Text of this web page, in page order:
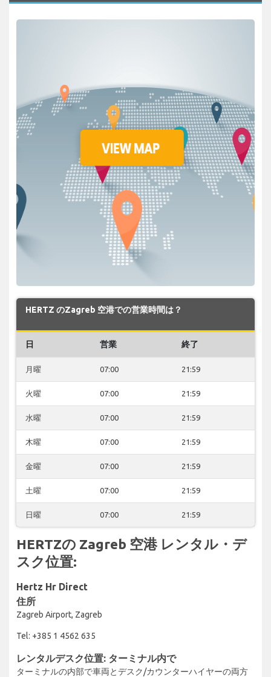
HERTZ のZagreb 空港での営業時間は？
日 営業 終了
月曜 07:00 21:59
火曜 07:00 21:59
水曜 07:00 21:59
木曜 07:00 21:59
金曜 07:00 21:59
土曜 07:00 21:59
日曜 07:00 21:59
HERTZの Zagreb 空港 レンタル・デ
スク位置:
Hertz Hr Direct
住所
Zagreb Airport, Zagreb
Tel: +385 1 4562 635
レンタルデスク位置: ターミナル内で
ターミナルの内部で車両とデスク/カウンターハイヤーの両方